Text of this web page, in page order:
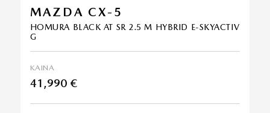
MAZDA CX-5
HOMURA BLACK AT SR 2.5 M HYBRID E-SKYACTIV
G
KAINA
41,990 €